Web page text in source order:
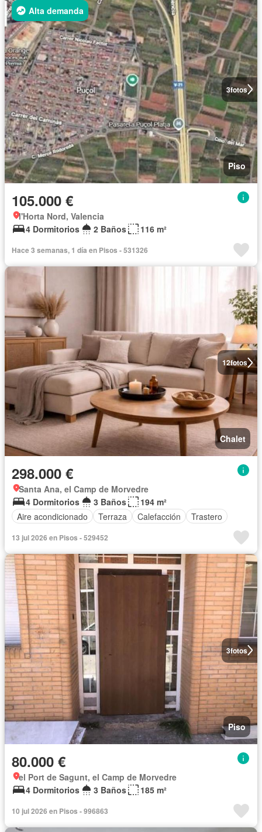
3fotos
Alta demanda
Piso
105.000 €
l'Horta Nord, Valencia
4 Dormitorios
2 Baños 116 m²
Hace 3 semanas, 1 día en Pisos - 531326
12fotos
Chalet
298.000 €
Santa Ana, el Camp de Morvedre
4 Dormitorios
3 Baños
194 m²
Aire acondicionado
Terraza Calefacción Trastero
13 jul 2026 en Pisos - 529452
3fotos
Piso
80.000 €
el Port de Sagunt, el Camp de Morvedre
4 Dormitorios
3 Baños 185 m²
10 jul 2026 en Pisos - 996863